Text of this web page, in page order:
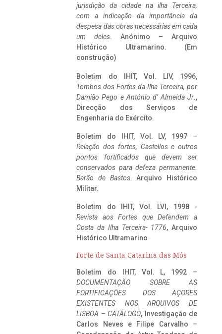
jurisdição da cidade na ilha Terceira,
com a indicação da importância da
despesa das obras necessárias em cada
um deles. Anónimo – Arquivo
Histórico Ultramarino. (Em
construção)
Boletim do IHIT, Vol. LIV, 1996,
Tombos dos Fortes da Ilha Terceira, por
Damião Pego e António d’ Almeida Jr.,
Direcção dos Serviços de
Engenharia do Exército.
Boletim do IHIT, Vol. LV, 1997 –
Relação dos fortes, Castellos e outros
pontos fortificados que devem ser
conservados para defeza permanente.
Barão de Bastos. Arquivo Histórico
Militar.
Boletim do IHIT, Vol. LVI, 1998 -
Revista aos Fortes que Defendem a
Costa da Ilha Terceira- 1776, Arquivo
Histórico Ultramarino
Forte de Santa Catarina das Mós
Boletim do IHIT, Vol. L, 1992 –
DOCUMENTAÇÃO SOBRE AS
FORTIFICAÇÕES DOS AÇORES
EXISTENTES NOS ARQUIVOS DE
LISBOA – CATÁLOGO, Investigação de
Carlos Neves e Filipe Carvalho –